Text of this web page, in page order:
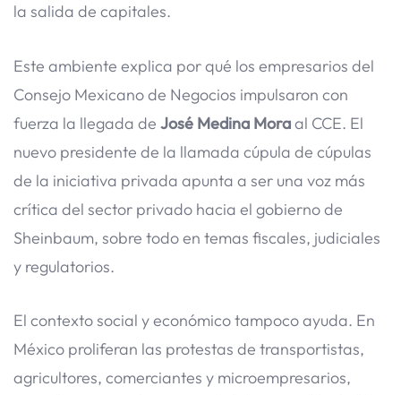
la salida de capitales.
Este ambiente explica por qué los empresarios del
Consejo Mexicano de Negocios impulsaron con
fuerza la llegada de José Medina Moraal CCE. El
nuevo presidente de la llamada cúpula de cúpulas
de la iniciativa privada apunta a ser una voz más
crítica del sector privado hacia el gobierno de
Sheinbaum, sobre todo en temas fiscales, judiciales
y regulatorios.
El contexto social y económico tampoco ayuda. En
México proliferan las protestas de transportistas,
agricultores, comerciantes y microempresarios,